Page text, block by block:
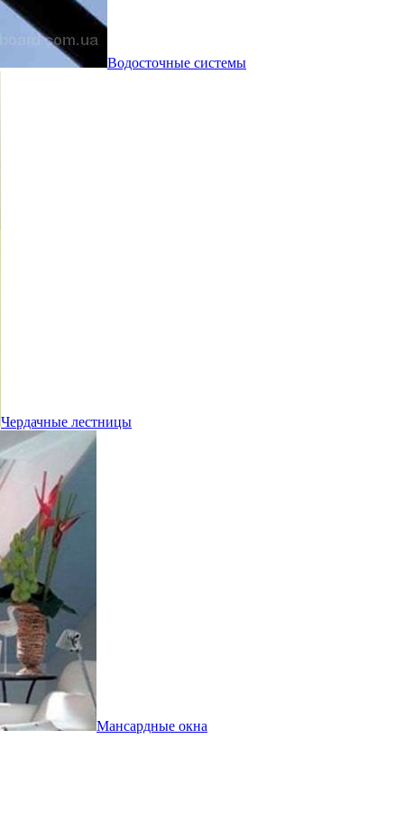
Водосточные системы
Чердачные лестницы
Мансардные окна